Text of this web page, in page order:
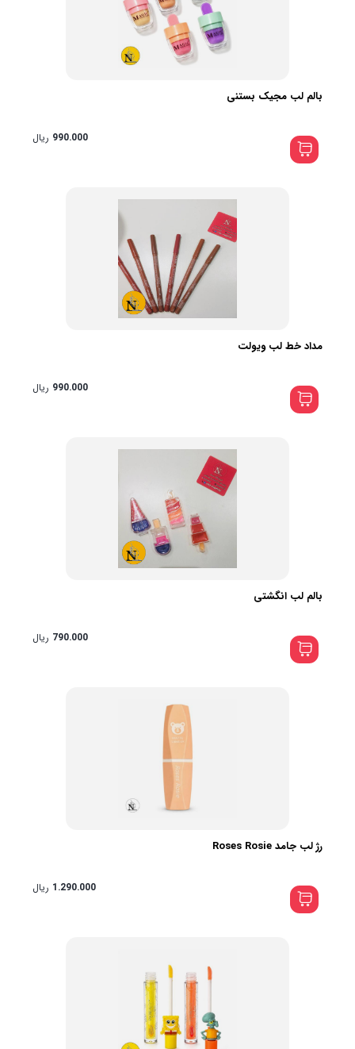
بالم لب مجیک بستنی
990.000 ریال
مداد خط لب ویولت
990.000 ریال
بالم لب انگشتی
790.000 ریال
رژ لب جامد Roses Rosie️
1.290.000 ریال